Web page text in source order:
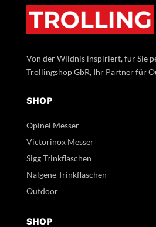
Von der Wildnis inspiriert, für Sie
Trollingshop GbR, Ihr Partner für
SHOP
Opinel Messer
Victorinox Messer
Sigg Trinkflaschen
Nalgene Trinkflaschen
Outdoor
SHOP